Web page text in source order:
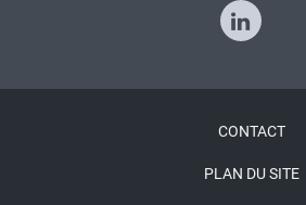
CONTACT
PLAN DU SITE